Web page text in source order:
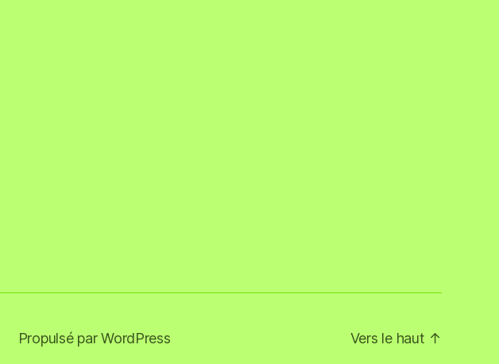
Propulsé par WordPress Vers le haut ↑